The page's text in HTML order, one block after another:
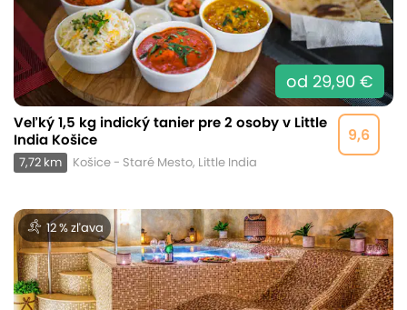
od 29,90 €
9,6
Veľký 1,5 kg indický tanier pre 2 osoby v Little
India Košice
7,72 km Košice - Staré Mesto, Little India
12 % zľava